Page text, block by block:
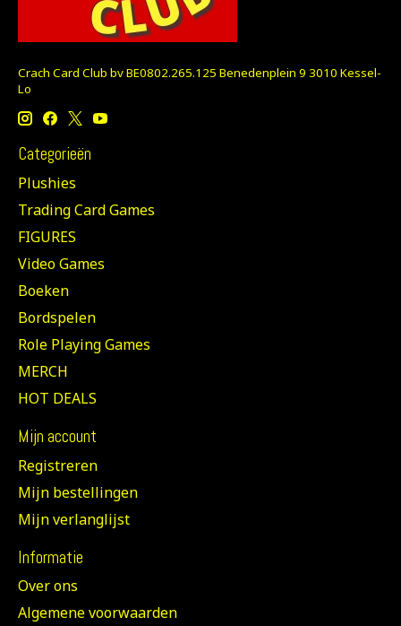
Crach Card Club bv BE0802.265.125 Benedenplein 9 3010 Kessel-
Lo
Categorieën
Plushies
Trading Card Games
FIGURES
Video Games
Boeken
Bordspelen
Role Playing Games
MERCH
HOT DEALS
Mijn account
Registreren
Mijn bestellingen
Mijn verlanglijst
Informatie
Over ons
Algemene voorwaarden